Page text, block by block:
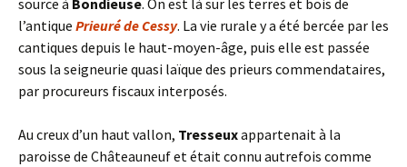
source à Bondieuse. On est là sur les terres et bois de
l’antique Prieuré de Cessy. La vie rurale y a été bercée par les
cantiques depuis le haut-moyen-âge, puis elle est passée
sous la seigneurie quasi laïque des prieurs commendataires,
par procureurs fiscaux interposés.
Au creux d’un haut vallon, Tresseuxappartenait à la
paroisse de Châteauneuf et était connu autrefois comme